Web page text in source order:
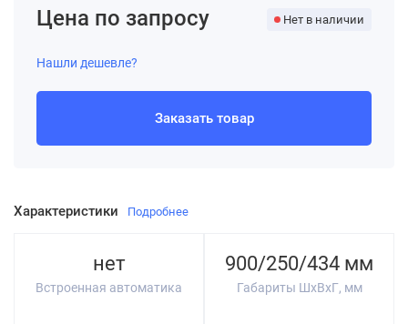
Характеристики Подробнее
нет
Встроенная автоматика
900/250/434 мм
Габариты ШхВхГ, мм
Цена по запросу Нет в наличии
Нашли дешевле?
Заказать товар